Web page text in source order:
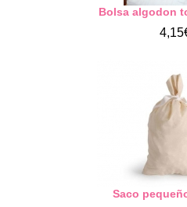
Bolsa algodon
Saco